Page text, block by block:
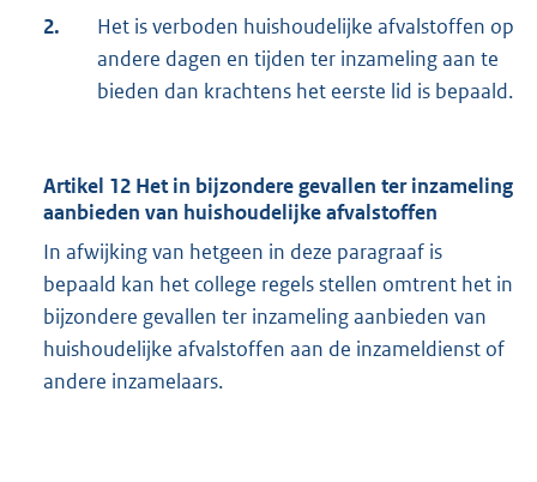
2.
Het is verboden huishoudelijke afvalstoffen op
andere dagen en tijden ter inzameling aan te
bieden dan krachtens het eerste lid is bepaald.
Artikel 12 Het in bijzondere gevallen ter inzameling
aanbieden van huishoudelijke afvalstoffen
In afwijking van hetgeen in deze paragraaf is
bepaald kan het college regels stellen omtrent het in
bijzondere gevallen ter inzameling aanbieden van
huishoudelijke afvalstoffen aan de inzameldienst of
andere inzamelaars.